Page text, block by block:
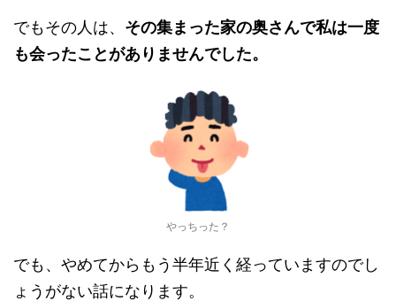
でもその人は、 その集まった家の奥さんで私は一度
も会ったことがありませんでした。
やっちった？
でも、やめてからもう半年近く経っていますのでし
ょうがない話になります。